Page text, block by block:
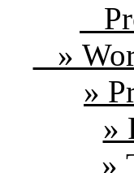
»
»
»
»